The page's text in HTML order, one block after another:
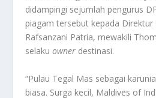
didampingi sejumlah pengurus
piagam tersebut kepada
Rafsanzani Patria, mewakili
selakuowner destinasi.
“Pulau Tegal Mas sebagai
biasa. Surga kecil, Maldives of